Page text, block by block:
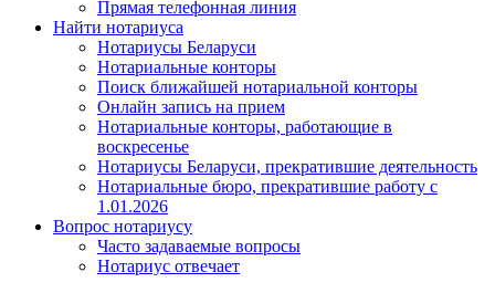
Прямая телефонная линия
Найти нотариуса
Нотариусы Беларуси
Нотариальные конторы
Поиск ближайшей нотариальной конторы
Онлайн запись на прием
Нотариальные конторы, работающие в
воскресенье
Нотариусы Беларуси, прекратившие деятельность
Нотариальные бюро, прекратившие работу с
1.01.2026
Вопрос нотариусу
Часто задаваемые вопросы
Нотариус отвечает